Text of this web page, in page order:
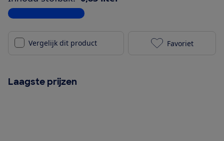
Bekijk alle specificaties
Vergelijk dit product Samsung Jet
Favoriet
Laagste prijzen